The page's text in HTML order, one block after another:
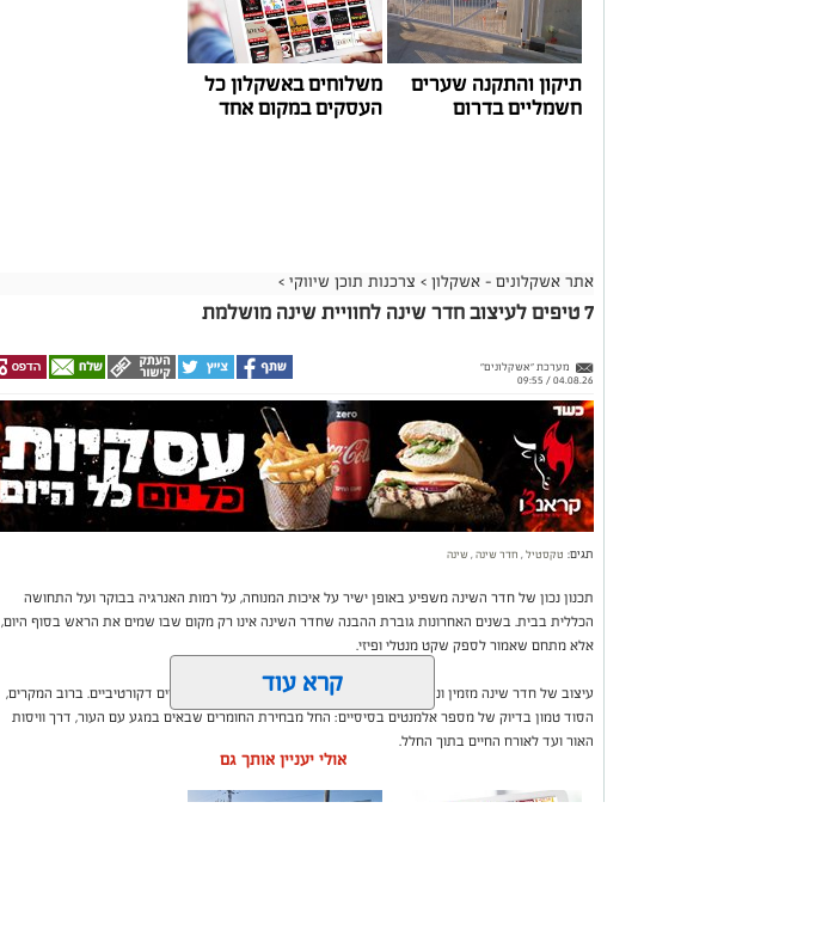
תיקון והתקנה שערים
חשמליים בדרום
משלוחים באשקלון כל
העסקים במקום אחד
אתר אשקלונים - אשקלון > צרכנות תוכן שיווקי >
7 טיפים לעיצוב חדר שינה לחוויית שינה מושלמת
מערכת "אשקלונים"
04.08.26 / 09:55
תגים: טקסטיל, חדר שינה,שינה
תכנון נכון של חדר השינה משפיע באופן ישיר על איכות המנוחה, על רמות האנרגיה בבוקר ועל התחושה
הכללית בבית. בשנים האחרונות גוברת ההבנה שחדר השינה אינו רק מקום שבו שמים את הראש בסוף היום,
אלא מתחם שאמור לספק שקט מנטלי ופיזי.
עיצוב של חדר שינה מזמין ונעים אינו מצריך שיפוץ מאסיבי או עומס של פריטים דקורטיביים. ברוב המקרים,
הסוד טמון בדיוק של מספר אלמנטים בסיסיים: החל מבחירת החומרים שבאים במגע עם העור, דרך וויסות
האור ועד לאורח החיים בתוך החלל.
קרא עוד
אולי יעניין אותך גם